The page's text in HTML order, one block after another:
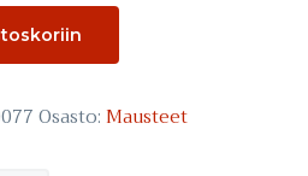
Osasto:Mausteet